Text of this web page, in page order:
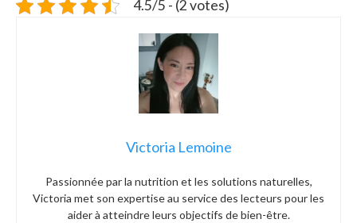
4.5/5 - (2 votes)
Victoria Lemoine
Passionnée par la nutrition et les solutions naturelles,
Victoria met son expertise au service des lecteurs pour les
aider à atteindre leurs objectifs de bien-être.